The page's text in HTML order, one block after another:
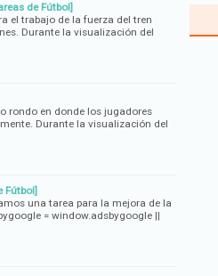
de Fútbol]
el trabajo de la fuerza del tren
Durante la visualización del
rondo en donde los jugadores
Durante la visualización del
Fútbol]
una tarea para la mejora de la
= window.adsbygoogle ||